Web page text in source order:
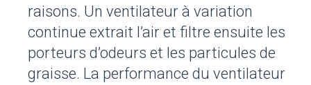
raisons. Un ventilateur à variation
continue extrait l’air et filtre ensuite les
porteurs d’odeurs et les particules de
graisse. La performance du ventilateur